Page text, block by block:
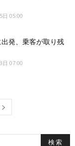
日 05:00
発、乗客が取り残
日 07:00